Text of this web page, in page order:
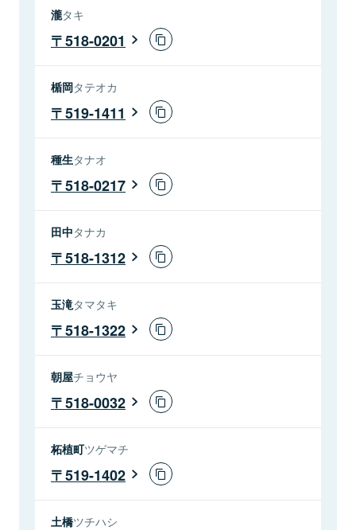
瀧タキ
518-0201
楯岡タテオカ
519-1411
種生タナオ
518-0217
田中タナカ
518-1312
玉滝タマタキ
518-1322
朝屋チョウヤ
518-0032
柘植町ツゲマチ
519-1402
土橋ツチハシ